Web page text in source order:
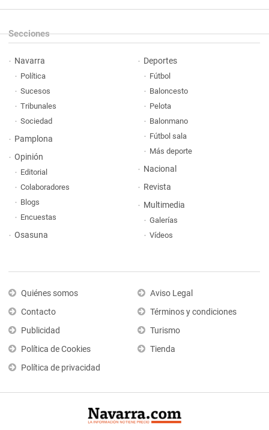
Secciones
Navarra
Política
Sucesos
Tribunales
Sociedad
Pamplona
Opinión
Editorial
Colaboradores
Blogs
Encuestas
Osasuna
Deportes
Fútbol
Baloncesto
Pelota
Balonmano
Fútbol sala
Más deporte
Nacional
Revista
Multimedia
Galerías
Vídeos
Quiénes somos
Contacto
Publicidad
Política de Cookies
Política de privacidad
Aviso Legal
Términos y condiciones
Turismo
Tienda